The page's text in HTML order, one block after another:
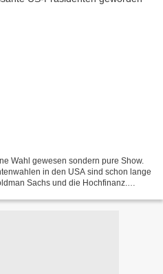
Wahl gewesen sondern pure Show.
in den USA sind schon lange
Sachs und die Hochfinanz.